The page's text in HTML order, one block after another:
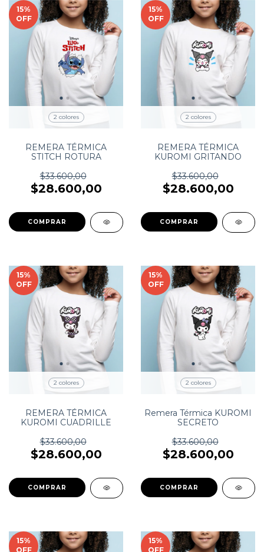
15%
OFF
2 colores
REMERA TÉRMICA
STITCH ROTURA
$33.600,00
$28.600,00
COMPRAR
15%
OFF
2 colores
REMERA TÉRMICA
KUROMI GRITANDO
$33.600,00
$28.600,00
COMPRAR
15%
OFF
2 colores
REMERA TÉRMICA
KUROMI CUADRILLE
$33.600,00
$28.600,00
COMPRAR
15%
OFF
2 colores
Remera Térmica KUROMI
SECRETO
$33.600,00
$28.600,00
COMPRAR
15%
OFF
15%
OFF